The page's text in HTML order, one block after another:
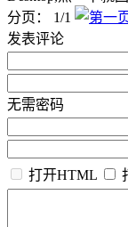
分页： 1/1
发表评论
无需密码
打开HTML